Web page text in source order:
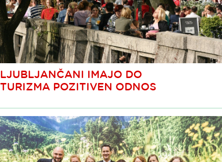
LJUBLJANČANI IMAJO DO
TURIZMA POZITIVEN ODNOS